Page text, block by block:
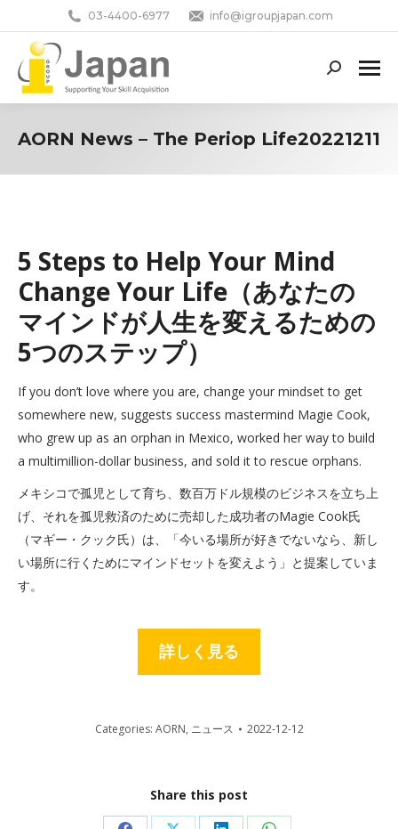
03-4400-6977 info@igroupjapan.com
Search:
AORN News – The Periop Life20221211
5 Steps to Help Your Mind
Change Your Life（あなたの
マインドが人生を変えるための
5つのステップ）
If you don’t love where you are, change your mindset to get
somewhere new, suggests success mastermind Magie Cook,
who grew up as an orphan in Mexico, worked her way to build
a multimillion-dollar business, and sold it to rescue orphans.
メキシコで孤児として育ち、数百万ドル規模のビジネスを立ち上
げ、それを孤児救済のために売却した成功者のMagie Cook氏
（マギー・クック氏）は、「今いる場所が好きでないなら、新し
い場所に行くためにマインドセットを変えよう」と提案していま
す。
詳しく見る
Categories: AORN, ニュース 2022-12-12
Share this post